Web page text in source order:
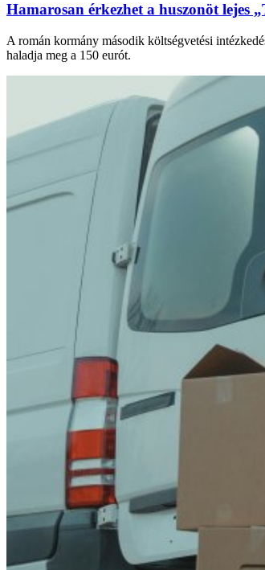
Hamarosan érkezhet a huszonöt lejes
A román kormány második költségvetési
haladja meg a 150 eurót.